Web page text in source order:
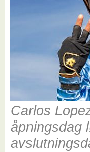
Carlos
åpningsdag